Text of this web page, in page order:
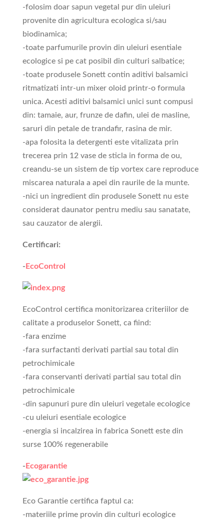
-folosim doar sapun vegetal pur din uleiuri
provenite din agricultura ecologica si/sau
biodinamica;
-toate parfumurile provin din uleiuri esentiale
ecologice si pe cat posibil din culturi salbatice;
-toate produsele Sonett contin aditivi balsamici
ritmatizati intr-un mixer oloid printr-o formula
unica. Acesti aditivi balsamici unici sunt compusi
din: tamaie, aur, frunze de dafin, ulei de masline,
saruri din petale de trandafir, rasina de mir.
-apa folosita la detergenti este vitalizata prin
trecerea prin 12 vase de sticla in forma de ou,
creandu-se un sistem de tip vortex care reproduce
miscarea naturala a apei din raurile de la munte.
-nici un ingredient din produsele Sonett nu este
considerat daunator pentru mediu sau sanatate,
sau cauzator de alergii.
Certificari:
-EcoControl
EcoControl certifica monitorizarea criteriilor de
calitate a produselor Sonett, ca fiind:
-fara enzime
-fara surfactanti derivati partial sau total din
petrochimicale
-fara conservanti derivati partial sau total din
petrochimicale
-din sapunuri pure din uleiuri vegetale ecologice
-cu uleiuri esentiale ecologice
-energia si incalzirea in fabrica Sonett este din
surse 100% regenerabile
-Ecogarantie
Eco Garantie certifica faptul ca:
-materiile prime provin din culturi ecologice